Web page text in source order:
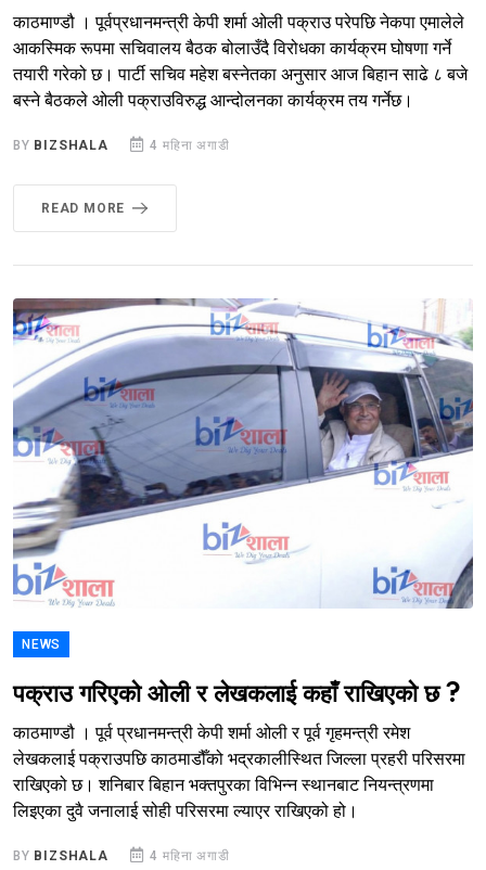
काठमाण्डौ । पूर्वप्रधानमन्त्री केपी शर्मा ओली पक्राउ परेपछि नेकपा एमालेले
आकस्मिक रूपमा सचिवालय बैठक बोलाउँदै विरोधका कार्यक्रम घोषणा गर्ने
तयारी गरेको छ। पार्टी सचिव महेश बस्नेतका अनुसार आज बिहान साढे ८ बजे
बस्ने बैठकले ओली पक्राउविरुद्ध आन्दोलनका कार्यक्रम तय गर्नेछ।
BY BIZSHALA 4 महिना अगाडी
READ MORE
NEWS
पक्राउ गरिएको ओली र लेखकलाई कहाँ राखिएको छ ?
काठमाण्डौ । पूर्व प्रधानमन्त्री केपी शर्मा ओली र पूर्व गृहमन्त्री रमेश
लेखकलाई पक्राउपछि काठमाडौँको भद्रकालीस्थित जिल्ला प्रहरी परिसरमा
राखिएको छ। शनिबार बिहान भक्तपुरका विभिन्न स्थानबाट नियन्त्रणमा
लिइएका दुवै जनालाई सोही परिसरमा ल्याएर राखिएको हो।
BY BIZSHALA 4 महिना अगाडी